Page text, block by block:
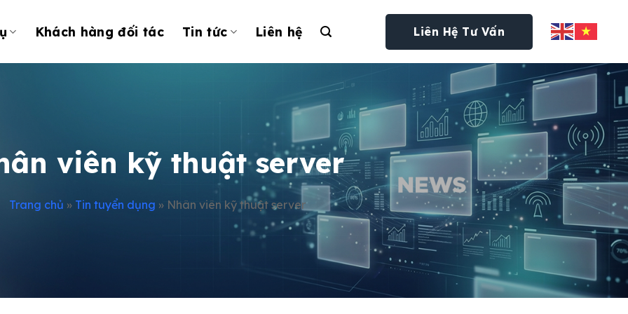
Khách hàng đối tác Tin tức Liên hệ Liên Hệ Tư Vấn
viên kỹ thuật server
Trang chủ » Tin tuyển dụng » Nhân viên kỹ thuật server